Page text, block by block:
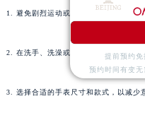
1. 避免剧烈运动或高风险活动时佩戴手
2. 在洗手、洗澡或游泳前，请先取下手
3. 选择合适的手表尺寸和款式，以减少
提前预约免
预约时间有变